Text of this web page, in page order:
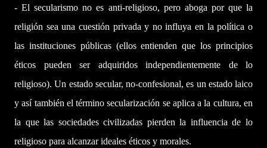
- El secularismo no es anti-religioso, pero aboga por que la
religión sea una cuestión privada y no influya en la política o
las instituciones públicas (ellos entienden que los principios
éticos pueden ser adquiridos independientemente de lo
religioso). Un estado secular, no-confesional, es un estado laico
y así también el término secularización se aplica a la cultura, en
la que las sociedades civilizadas pierden la influencia de lo
religioso para alcanzar ideales éticos y morales.